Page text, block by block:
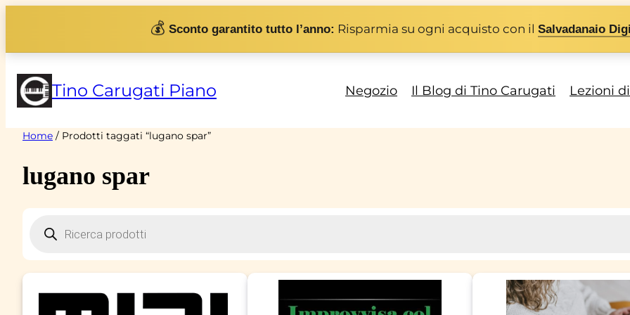
contenuto
💰 Sconto garantito tutto l’anno: Risparmia su ogni acquisto con ilSalvadanaio
Tino Carugati Piano Negozio Il Blog di Tino Carugati Lezioni
Home / Prodotti taggati “lugano spar”
lugano spar
search